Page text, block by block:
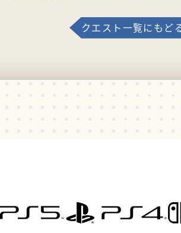
クエスト一覧にもど